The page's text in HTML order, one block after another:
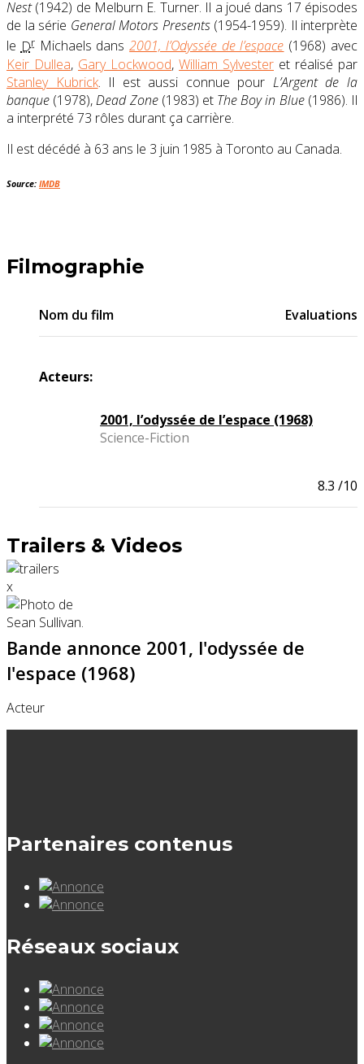
Nest(1942) de Melburn E. Turner. Il a joué dans 17 épisodes
de la série General Motors Presents(1954-1959). Il interprète
le DrMichaels dans2001, l’Odyssée de l’espace (1968) avec
Keir Dullea, Gary Lockwood, William Sylvester et réalisé par
Stanley Kubrick. Il est aussi connue pour L’Argent de la
banque (1978),Dead Zone(1983) et The Boy in Blue(1986). Il
a interprété 73 rôles durant ça carrière.
Il est décédé à 63 ans le 3 juin 1985 à Toronto au Canada.
Source: IMDB
Filmographie
Nom du film Evaluations
Acteurs:
2001, l’odyssée de l’espace (1968)
Science-Fiction
8.3 /10
Trailers & Videos
x
Bande annonce 2001, l'odyssée de
l'espace (1968)
Acteur
Partenaires contenus
Réseaux sociaux